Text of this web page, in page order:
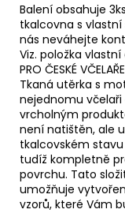
Balení obsahuje
tkalcovna s
nás neváhejte
Viz. položka
PRO ČESKÉ
Tkaná utěrka s
nejednomu včelaři
vrcholným
není natištěn, ale
tkalcovském
tudíž kompletně
povrchu. Tato
umožňuje
vzorů, které Vám